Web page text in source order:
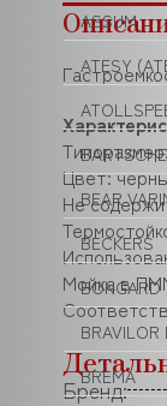
ASSUM
ATESY
BEAR
BECKERS
BONGARD
BRAVILOR
BREMA
Цвет:
Не
Мойка в
Бренд: